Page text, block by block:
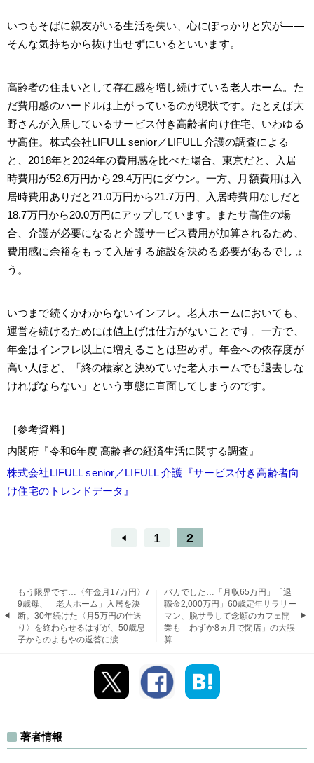
いつもそばに親友がいる生活を失い、心にぽっかりと穴が――
そんな気持ちから抜け出せずにいるといいます。
高齢者の住まいとして存在感を増し続けている老人ホーム。た
だ費用感のハードルは上がっているのが現状です。たとえば大
野さんが入居しているサービス付き高齢者向け住宅、いわゆる
サ高住。株式会社LIFULL senior／LIFULL 介護の調査による
と、2018年と2024年の費用感を比べた場合、東京だと、入居
時費用が52.6万円から29.4万円にダウン。一方、月額費用は入
居時費用ありだと21.0万円から21.7万円、入居時費用なしだと
18.7万円から20.0万円にアップしています。またサ高住の場
合、介護が必要になると介護サービス費用が加算されるため、
費用感に余裕をもって入居する施設を決める必要があるでしょ
う。
いつまで続くかわからないインフレ。老人ホームにおいても、
運営を続けるためには値上げは仕方がないことです。一方で、
年金はインフレ以上に増えることは望めず。年金への依存度が
高い人ほど、「終の棲家と決めていた老人ホームでも退去しな
ければならない」という事態に直面してしまうのです。
［参考資料］
内閣府『令和6年度 高齢者の経済生活に関する調査』
株式会社LIFULL senior／LIFULL 介護『サービス付き高齢者向
け住宅のトレンドデータ』
1 2
もう限界です…〈年金月17万円〉7
9歳母、「老人ホーム」入居を決
断。30年続けた〈月5万円の仕送
り〉を終わらせるはずが、50歳息
子からのよもやの返答に涙
バカでした…「月収65万円」「退
職金2,000万円」60歳定年サラリー
マン、脱サラして念願のカフェ開
業も「わずか8ヵ月で閉店」の大誤
算
著者情報